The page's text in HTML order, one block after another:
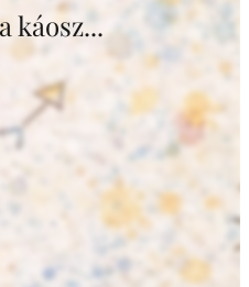
káosz...